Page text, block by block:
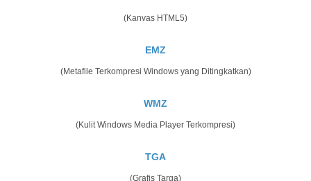
(Kanvas HTML5)
EMZ
(Metafile Terkompresi Windows yang Ditingkatkan)
WMZ
(Kulit Windows Media Player Terkompresi)
TGA
(Grafis Targa)